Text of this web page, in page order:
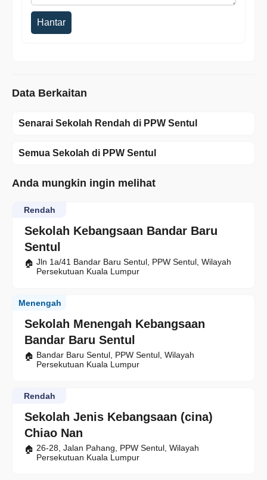
Hantar
Data Berkaitan
Senarai Sekolah Rendah di PPW Sentul
Semua Sekolah di PPW Sentul
Anda mungkin ingin melihat
Sekolah Kebangsaan Bandar Baru
Sentul
Rendah
Jln 1a/41 Bandar Baru Sentul, PPW Sentul, Wilayah
Persekutuan Kuala Lumpur
Sekolah Menengah Kebangsaan
Bandar Baru Sentul
Menengah
Bandar Baru Sentul, PPW Sentul, Wilayah
Persekutuan Kuala Lumpur
Sekolah Jenis Kebangsaan (cina)
Chiao Nan
Rendah
26-28, Jalan Pahang, PPW Sentul, Wilayah
Persekutuan Kuala Lumpur